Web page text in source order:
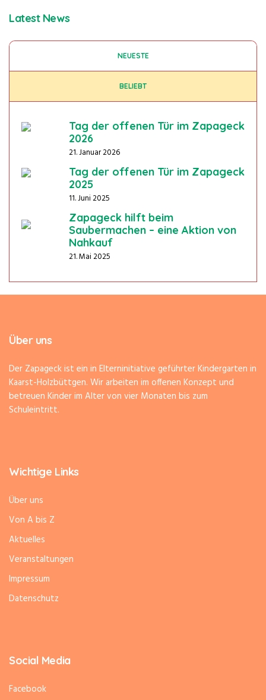
Latest News
NEUESTE
BELIEBT
Tag der offenen Tür im Zapageck
2026
21. Januar 2026
Tag der offenen Tür im Zapageck
2025
11. Juni 2025
Zapageck hilft beim
Saubermachen – eine Aktion von
Nahkauf
21. Mai 2025
Über uns
Der Zapageck ist ein in Elterninitiative geführter Kindergarten in
Kaarst-Holzbüttgen. Wir arbeiten im offenen Konzept und
betreuen Kinder im Alter von vier Monaten bis zum
Schuleintritt.
Wichtige Links
Über uns
Von A bis Z
Aktuelles
Veranstaltungen
Impressum
Datenschutz
Social Media
Facebook